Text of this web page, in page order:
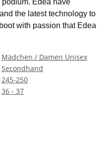
the latest technology to
with passion that Edea
Mädchen / Damen Unisex
Secondhand
245-250
36 - 37